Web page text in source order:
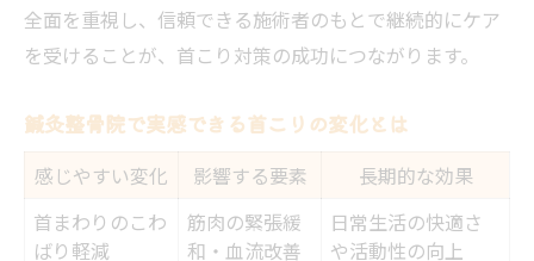
全面を重視し、信頼できる施術者のもとで継続的にケア
を受けることが、首こり対策の成功につながります。
鍼灸整骨院で実感できる首こりの変化とは
感じやすい変化 影響する要素
長期的な効果
首まわりのこわ
ばり軽減
筋肉の緊張緩
和・血流改善
日常生活の快適さ
や活動性の向上